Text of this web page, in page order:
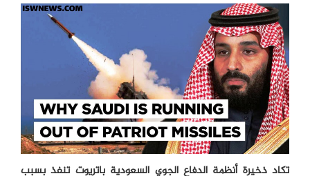
تكاد ذخيرة أنظمة الدفاع الجوي السعودية باتريوت تنفذ بسبب